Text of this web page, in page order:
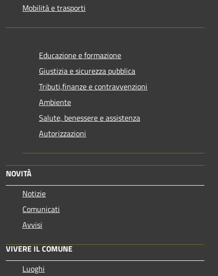
Mobilità e trasporti
Educazione e formazione
Giustizia e sicurezza pubblica
Tributi,finanze e contravvenzioni
Ambiente
Salute, benessere e assistenza
Autorizzazioni
NOVITÀ
Notizie
Comunicati
Avvisi
VIVERE IL COMUNE
Luoghi